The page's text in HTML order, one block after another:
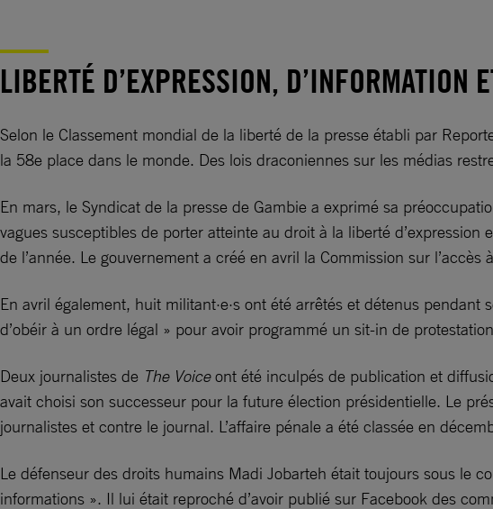
LIBERTÉ D’EXPRESSION, D’INFORMATION
Selon le Classement mondial de la liberté de la presse établi par
la 58e place dans le monde. Des lois draconiennes sur les médias
En mars, le Syndicat de la presse de Gambie a exprimé sa
vagues susceptibles de porter atteinte au droit à la liberté
de l’année. Le gouvernement a créé en avril la Commission sur
En avril également, huit militant·e·s ont été arrêtés et détenus
d’obéir à un ordre légal » pour avoir programmé un sit-in de
Deux journalistes de The Voiceont été inculpés de publication et
avait choisi son successeur pour la future élection présidentielle. Le
journalistes et contre le journal. L’affaire pénale a été classée en
Le défenseur des droits humains Madi Jobarteh était toujours sous le
informations ». Il lui était reproché d’avoir publié sur Facebook des